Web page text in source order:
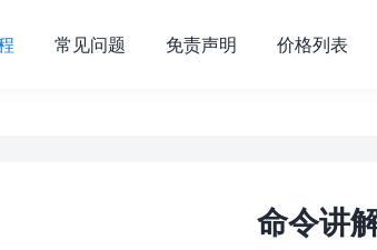
常见问题 免责声明 价格列表
命令讲